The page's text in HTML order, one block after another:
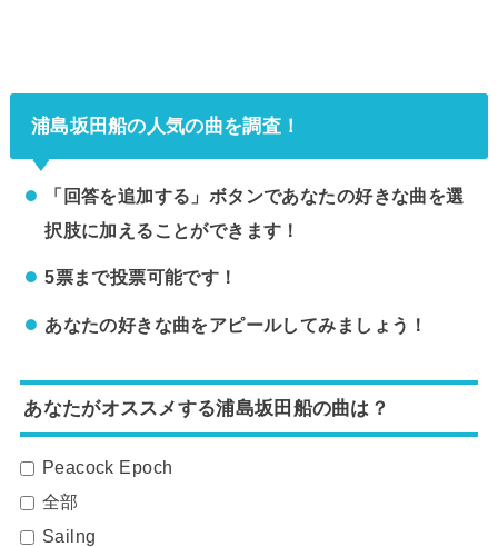
浦島坂田船の人気の曲を調査！
「回答を追加する」ボタンであなたの好きな曲を選
択肢に加えることができます！
5票まで投票可能です！
あなたの好きな曲をアピールしてみましょう！
あなたがオススメする浦島坂田船の曲は？
Peacock Epoch
全部
Sailng